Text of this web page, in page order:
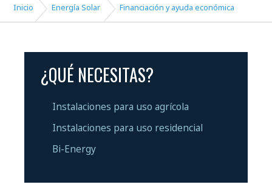
Inicio Energía Solar Financiación y ayuda económica
¿QUÉ NECESITAS?
Instalaciones para uso agrícola
Instalaciones para uso residencial
Bi-Energy